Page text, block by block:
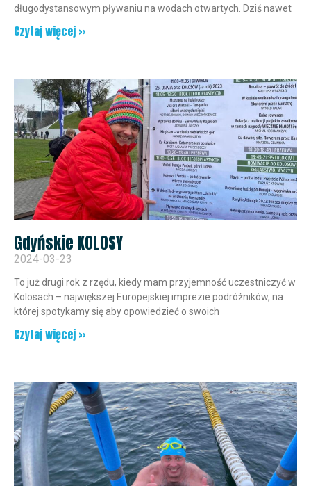
długodystansowym pływaniu na wodach otwartych. Dziś nawet
Czytaj więcej »
Gdyńskie KOLOSY
2024-03-23
To już drugi rok z rzędu, kiedy mam przyjemność uczestniczyć w
Kolosach – największej Europejskiej imprezie podróżników, na
której spotykamy się aby opowiedzieć o swoich
Czytaj więcej »